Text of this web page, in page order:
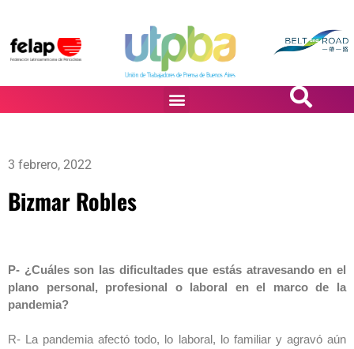
3 febrero, 2022
Bizmar Robles
P- ¿Cuáles son las dificultades que estás atravesando en el
plano personal, profesional o laboral en el marco de la
pandemia?
R- La pandemia afectó todo, lo laboral, lo familiar y agravó aún